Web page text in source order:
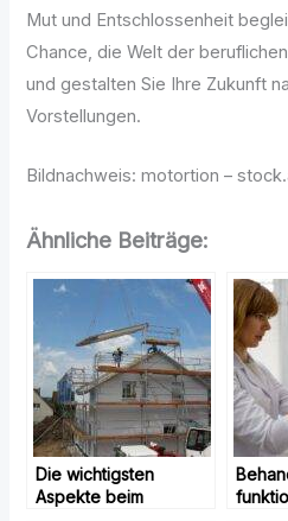
Mut und Entschlossenheit
Chance, die Welt der
und gestalten Sie Ihre Zukunft
Vorstellungen.
Bildnachweis: motortion –
Ähnliche Beiträge:
Die wichtigsten
Aspekte beim